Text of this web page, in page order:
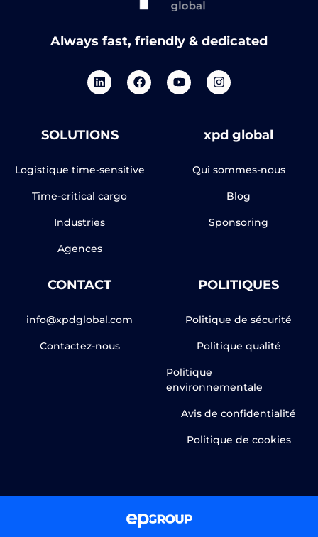
Always fast, friendly & dedicated
SOLUTIONS
Logistique time-sensitive
Time-critical cargo
Industries
Agences
xpd global
Qui sommes-nous
Blog
Sponsoring
CONTACT
info@xpdglobal.com
Contactez-nous
POLITIQUES
Politique de sécurité
Politique qualité
Politique
environnementale
Avis de confidentialité
Politique de cookies